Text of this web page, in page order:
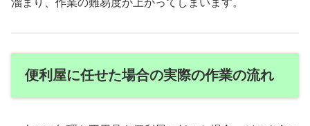
便利屋に任せた場合の実際の作業の流れ